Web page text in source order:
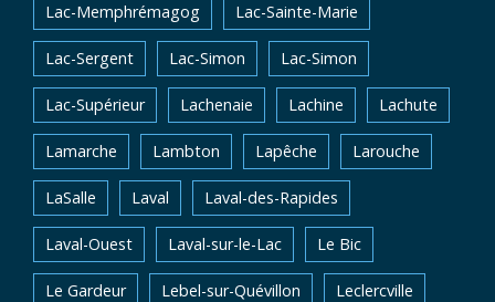
Lac-Memphrémagog Lac-Sainte-Marie
Lac-Sergent Lac-Simon Lac-Simon
Lac-Supérieur Lachenaie Lachine Lachute
Lamarche Lambton Lapêche Larouche
LaSalle Laval Laval-des-Rapides
Laval-Ouest Laval-sur-le-Lac Le Bic
Le Gardeur Lebel-sur-Quévillon Leclercville